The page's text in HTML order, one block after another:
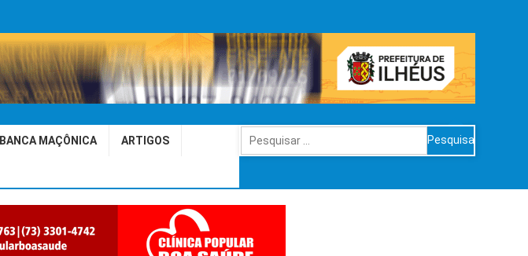
BANCA MAÇÔNICA ARTIGOS
Pesquisar
por: